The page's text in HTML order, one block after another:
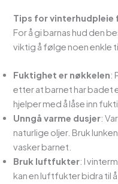
Tips for vinterhudpleie
For å gi barnas hud den
viktig å følge noen enkle
Fuktighet er nøkkelen:
etter at barnet har badet
hjelper med å låse inn
Unngå varme dusjer:
naturlige oljer. Bruk
vasker barnet.
Bruk luftfukter: I
kan en luftfukter bidra til